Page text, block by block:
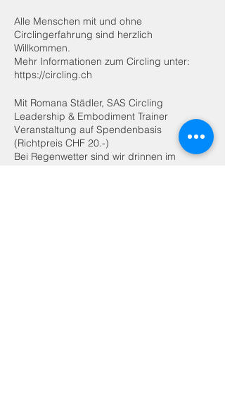
Alle Menschen mit und ohne
Circlingerfahrung sind herzlich
Willkommen.
Mehr Informationen zum Circling unter:
https://circling.ch
Mit Romana Städler, SAS Circling
Leadership & Embodiment Trainer
Veranstaltung auf Spendenbasis
(Richtpreis CHF 20.-)
Bei Regenwetter sind wir drinnen im